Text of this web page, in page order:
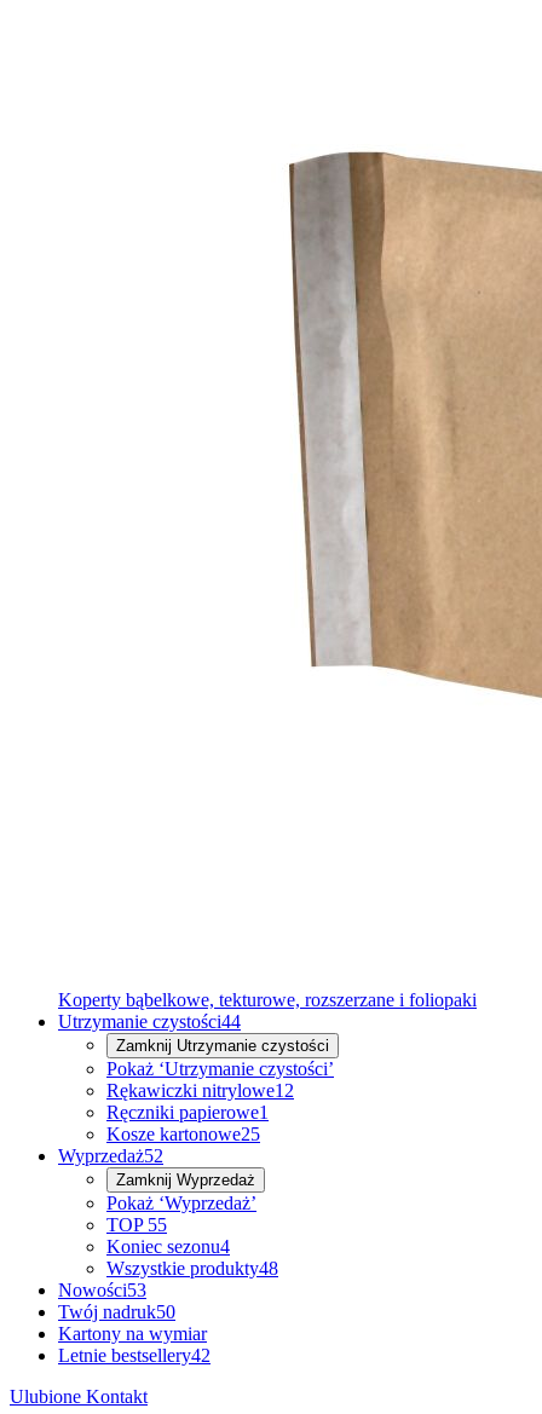
Koperty bąbelkowe, tekturowe, rozszerzane i foliopaki
Utrzymanie czystości44
Zamknij Utrzymanie czystości
Pokaż ‘Utrzymanie czystości’
Rękawiczki nitrylowe12
Ręczniki papierowe1
Kosze kartonowe25
Wyprzedaż52
Zamknij Wyprzedaż
Pokaż ‘Wyprzedaż’
TOP 55
Koniec sezonu4
Wszystkie produkty48
Nowości53
Twój nadruk50
Kartony na wymiar
Letnie bestsellery42
Ulubione Kontakt